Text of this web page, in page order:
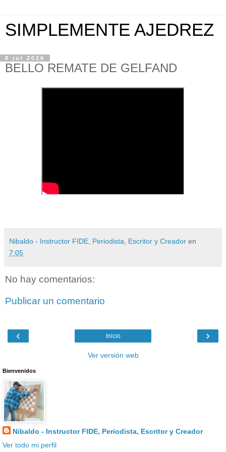
SIMPLEMENTE AJEDREZ
8 jul 2026
BELLO REMATE DE GELFAND
Nibaldo - Instructor FIDE, Periodista, Escritor y Creador en
7:05
No hay comentarios:
Publicar un comentario
‹ ›
Inicio
Ver versión web
Bienvenidos
Nibaldo - Instructor FIDE, Periodista, Escritor y Creador
Ver todo mi perfil